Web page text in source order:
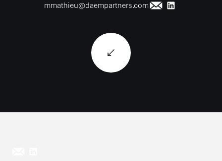
mmathieu@daempartners.com